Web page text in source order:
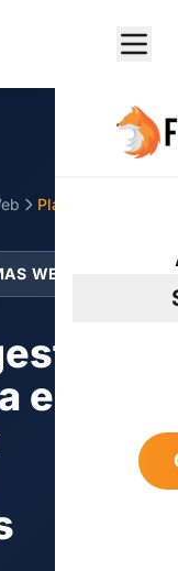
Planaltina
WEB
em